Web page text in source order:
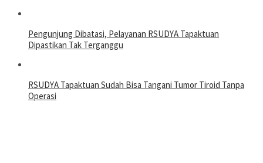
Pengunjung Dibatasi, Pelayanan RSUDYA Tapaktuan
Dipastikan Tak Terganggu
RSUDYA Tapaktuan Sudah Bisa Tangani Tumor Tiroid Tanpa
Operasi